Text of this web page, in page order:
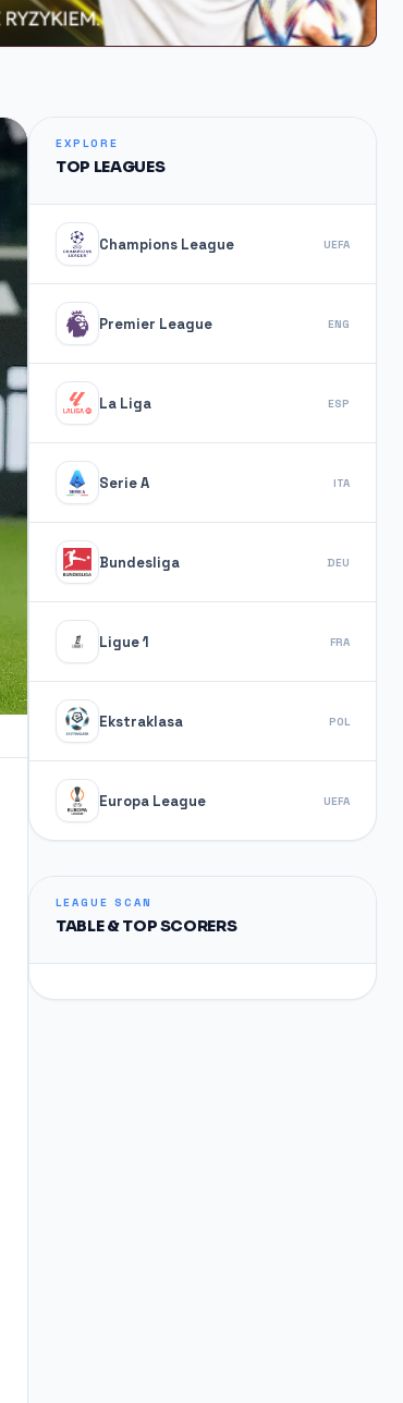
EXPLORE
TOP LEAGUES
Champions League UEFA
Premier League ENG
La Liga ESP
Serie A ITA
Bundesliga DEU
Ligue 1 FRA
Ekstraklasa POL
Europa League UEFA
LEAGUE SCAN
TABLE & TOP SCORERS